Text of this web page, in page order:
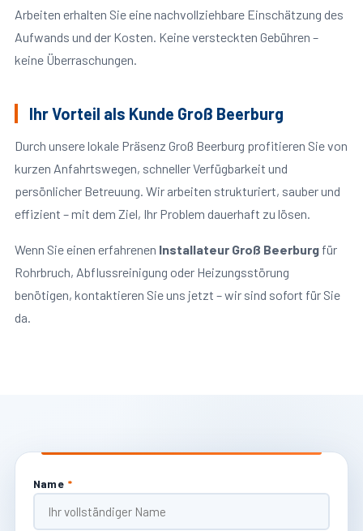
Arbeiten erhalten Sie eine nachvollziehbare Einschätzung des
Aufwands und der Kosten. Keine versteckten Gebühren –
keine Überraschungen.
Ihr Vorteil als Kunde Groß Beerburg
Durch unsere lokale Präsenz Groß Beerburg profitieren Sie von
kurzen Anfahrtswegen, schneller Verfügbarkeit und
persönlicher Betreuung. Wir arbeiten strukturiert, sauber und
effizient – mit dem Ziel, Ihr Problem dauerhaft zu lösen.
Wenn Sie einen erfahrenen Installateur Groß Beerburgfür
Rohrbruch, Abflussreinigung oder Heizungsstörung
benötigen, kontaktieren Sie uns jetzt – wir sind sofort für Sie
da.
Name *